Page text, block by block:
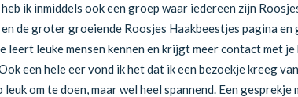
ik inmiddels ook een groep waar iedereen zijn
de groter groeiende Roosjes Haakbeestjes pagina en
leert leuke mensen kennen en krijgt meer contact met
een hele eer vond ik het dat ik een bezoekje kreeg
leuk om te doen, maar wel heel spannend. Een